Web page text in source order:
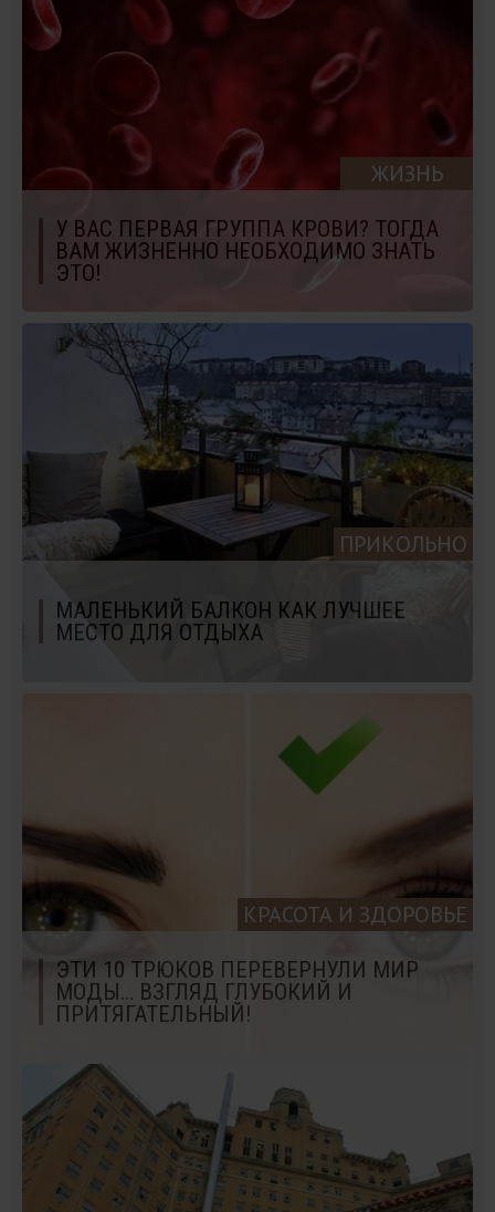
ЖИЗНЬ
У ВАС ПЕРВАЯ ГРУППА КРОВИ? ТОГДА
ВАМ ЖИЗНЕННО НЕОБХОДИМО ЗНАТЬ
ЭТО!
ПРИКОЛЬНО
МАЛЕНЬКИЙ БАЛКОН КАК ЛУЧШЕЕ
МЕСТО ДЛЯ ОТДЫХА
КРАСОТА И ЗДОРОВЬЕ
ЭТИ 10 ТРЮКОВ ПЕРЕВЕРНУЛИ МИР
МОДЫ… ВЗГЛЯД ГЛУБОКИЙ И
ПРИТЯГАТЕЛЬНЫЙ!